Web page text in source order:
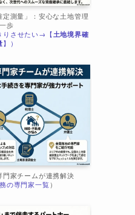
測量」：安心な土地管理
歩
りさせたい→【土地境界確
】）
家チームが連携解決
の専門家一覧）